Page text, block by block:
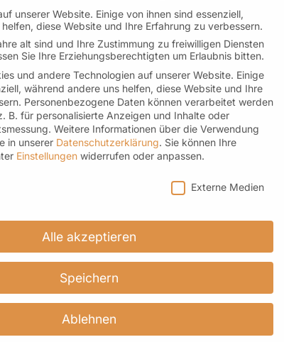
Newsletter
unserer Website. Einige von ihnen sind essenziell,
diese Website und Ihre Erfahrung zu verbessern.
alt sind und Ihre Zustimmung zu freiwilligen Diensten
Sie Ihre Erziehungsberechtigten um Erlaubnis bitten.
und andere Technologien auf unserer Website. Einige
während andere uns helfen, diese Website und Ihre
Personenbezogene Daten können verarbeitet werden
B. für personalisierte Anzeigen und Inhalte oder
Weitere Informationen über die Verwendung
in unserer Datenschutzerklärung. Sie können Ihre
Einstellungen widerrufen oder anpassen.
Externe Medien
Alle akzeptieren
Speichern
Ablehnen